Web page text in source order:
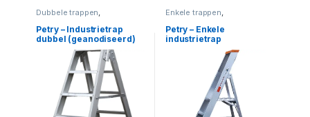
Dubbele trappen
Industrietrappen,
Petry – Industrietrap
dubbel (geanodiseerd)
Enkele trappen
Industrietrappen
Petry – Enkele
industrietrap